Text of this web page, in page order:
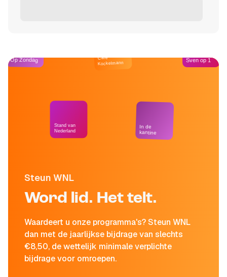
Steun WNL
Word lid. Het telt.
Waardeert u onze programma's? Steun WNL
dan met de jaarlijkse bijdrage van slechts
€8,50, de wettelijk minimale verplichte
bijdrage voor omroepen.
Op Zondag
Stand van
Nederland
Café
Kockelmann
In de
kantine
Sven op 1